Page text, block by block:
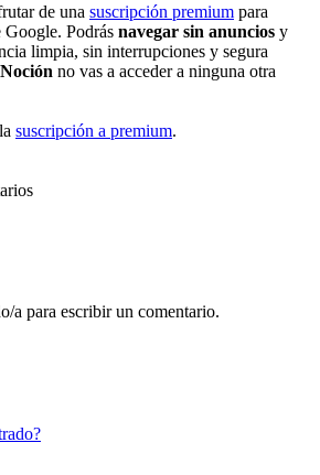
de una suscripción premium para
Google. Podrás navegar sin anuncios y
limpia, sin interrupciones y segura
no vas a acceder a ninguna otra
suscripción a premium.
a para escribir un comentario.